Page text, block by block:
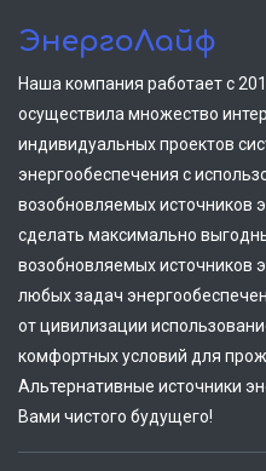
ЭнергоЛайф
Наша компания работает с
осуществила множество
индивидуальных проектов
энергообеспечения с
возобновляемых источников
сделать максимально
возобновляемых источников
любых задач
от цивилизации
комфортных условий для
Альтернативные источники
Вами чистого будущего!